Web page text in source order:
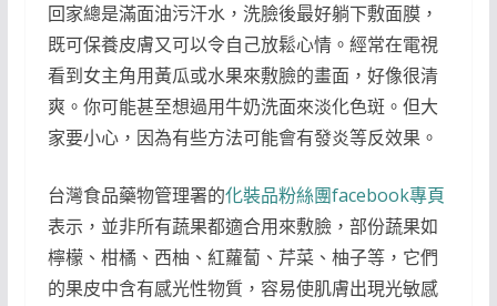
回家總是滿面油污汗水，洗臉後最好躺下敷面膜，
既可保養皮膚又可以令自己放鬆心情。經常在電視
看到女主角用黃瓜或水果來敷臉的畫面，好像很清
爽。你可能甚至想過用牛奶洗面來淡化色斑。但大
家要小心，因為有些方法可能會有發炎等反效果。
台灣食品藥物管理署的化裝品粉絲團facebook專頁
表示，並非所有蔬果都適合用來敷臉，部份蔬果如
檸檬、柑橘、西柚、紅蘿蔔、芹菜、柚子等，它們
的果皮中含有感光性物質，容易使肌膚出現光敏感